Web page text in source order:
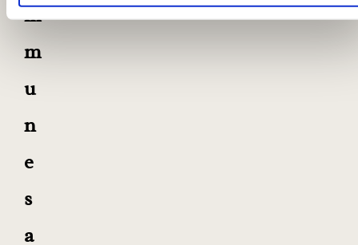
m
m
u
n
e
s
a